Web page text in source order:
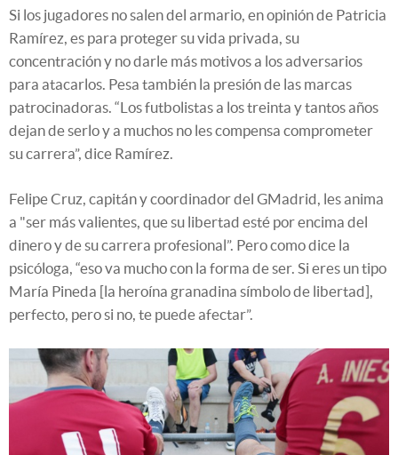
Si los jugadores no salen del armario, en opinión de Patricia
Ramírez, es para proteger su vida privada, su
concentración y no darle más motivos a los adversarios
para atacarlos. Pesa también la presión de las marcas
patrocinadoras. “Los futbolistas a los treinta y tantos años
dejan de serlo y a muchos no les compensa comprometer
su carrera”, dice Ramírez.
Felipe Cruz, capitán y coordinador del GMadrid, les anima
a "ser más valientes, que su libertad esté por encima del
dinero y de su carrera profesional”. Pero como dice la
psicóloga, “eso va mucho con la forma de ser. Si eres un tipo
María Pineda [la heroína granadina símbolo de libertad],
perfecto, pero si no, te puede afectar”.